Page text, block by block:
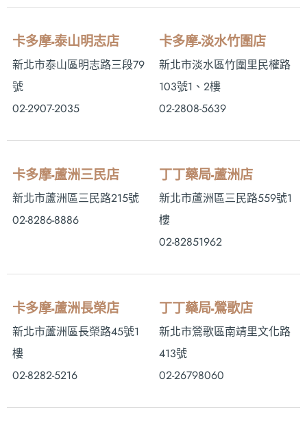
卡多摩-泰山明志店
新北市泰山區明志路三段79
號
02-2907-2035
卡多摩-淡水竹圍店
新北市淡水區竹圍里民權路
103號1、2樓
02-2808-5639
卡多摩-蘆洲三民店
新北市蘆洲區三民路215號
02-8286-8886
丁丁藥局-蘆洲店
新北市蘆洲區三民路559號1
樓
02-82851962
卡多摩-蘆洲長榮店
新北市蘆洲區長榮路45號1
樓
02-8282-5216
丁丁藥局-鶯歌店
新北市鶯歌區南靖里文化路
413號
02-26798060